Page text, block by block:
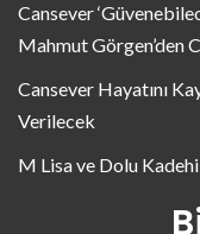
Cansever
Mahmut Görgen’den
Cansever Hayatını
Verilecek
M Lisa ve Dolu